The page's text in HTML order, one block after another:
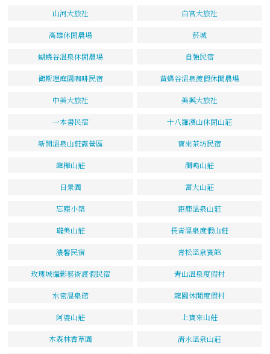
山河大旅社 白宮大旅社
高雄休閒農場 菸城
蝴蝶谷溫泉休閒農場 自強民宿
衛斯理庭園咖啡民宿 黃蝶谷溫泉渡假休閒農場
中美大旅社 美興大旅社
一本書民宿 十八羅漢山休閒山莊
新開溫泉山莊露營區 寶來茶坊民宿
龍樺山莊 澗鳴山莊
日景園 富大山莊
忘塵小築 鉅鹿溫泉山莊
瓏美山莊 長青溫泉度假山莊
濃馨民宿 青松溫泉賓館
玫瑰城攝影藝術渡假民宿 青山溫泉度假村
水密溫泉館 龍園休閒度假村
阿婆山莊 上寶來山莊
木森林香草園 清水溫泉山莊